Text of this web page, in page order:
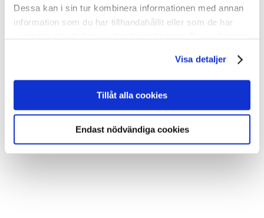
Dessa kan i sin tur kombinera informationen med annan
information som du har tillhandahållit eller som de har
Visa detaljer
Tillåt alla cookies
Endast nödvändiga cookies